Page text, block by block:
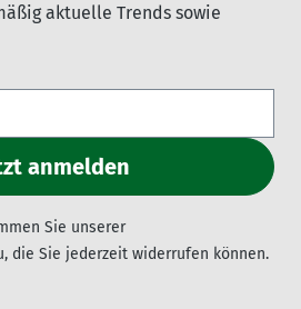
aktuelle Trends sowie
Sie unserer
die Sie jederzeit widerrufen können.